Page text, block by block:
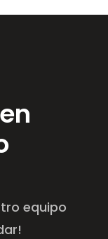
equipo